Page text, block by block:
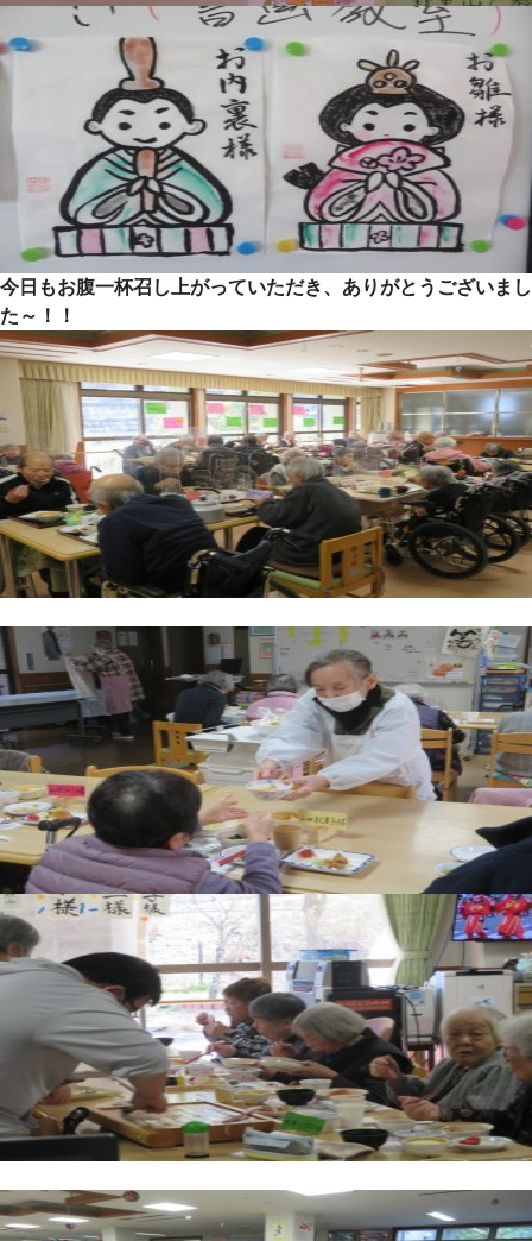
今日もお腹一杯召し上がっていただき、ありがとうございまし
た～！！